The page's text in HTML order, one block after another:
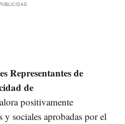
Representantes de
de
positivamente
y sociales aprobadas por el